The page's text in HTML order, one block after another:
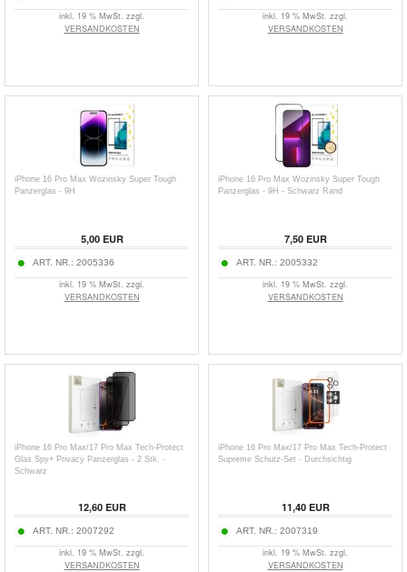
inkl. 19 % MwSt. zzgl.
VERSANDKOSTEN
inkl. 19 % MwSt. zzgl.
VERSANDKOSTEN
iPhone 16 Pro Max Wozinsky Super Tough
Panzerglas - 9H
5,00EUR
ART. NR.: 2005336
inkl. 19 % MwSt. zzgl.
VERSANDKOSTEN
iPhone 16 Pro Max Wozinsky Super Tough
Panzerglas - 9H - Schwarz Rand
7,50EUR
ART. NR.: 2005332
inkl. 19 % MwSt. zzgl.
VERSANDKOSTEN
iPhone 16 Pro Max/17 Pro Max Tech-Protect
Glas Spy+ Privacy Panzerglas - 2 Stk. -
Schwarz
12,60EUR
ART. NR.: 2007292
inkl. 19 % MwSt. zzgl.
VERSANDKOSTEN
iPhone 16 Pro Max/17 Pro Max Tech-Protect
Supreme Schutz-Set - Durchsichtig
11,40EUR
ART. NR.: 2007319
inkl. 19 % MwSt. zzgl.
VERSANDKOSTEN